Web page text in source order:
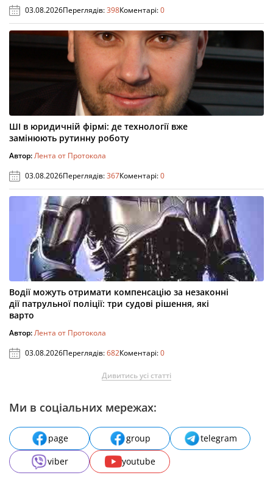
03.08.2026Переглядів:398Коментарі:0
ШІ в юридичній фірмі: де технології вже
замінюють рутинну роботу
Автор:Лента от Протокола
03.08.2026Переглядів:367Коментарі:0
Водії можуть отримати компенсацію за незаконні
дії патрульної поліції: три судові рішення, які
варто
Автор:Лента от Протокола
03.08.2026Переглядів:682Коментарі:0
Дивитись усі статті
Ми в соціальних мережах:
page group
telegram
viber
youtube